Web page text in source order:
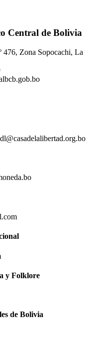
Central de Bolivia
476, Zona Sopocachi, La
y Folklore
de Bolivia